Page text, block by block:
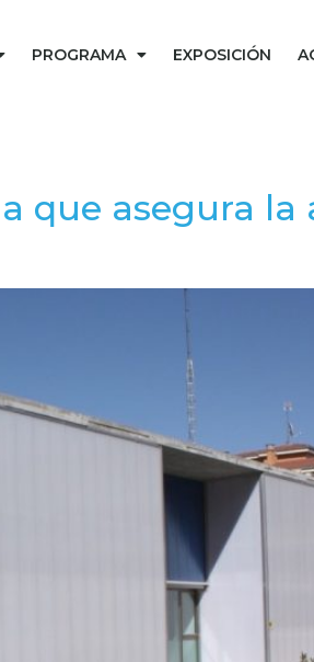
PROGRAMA EXPOSICIÓN
que asegura la